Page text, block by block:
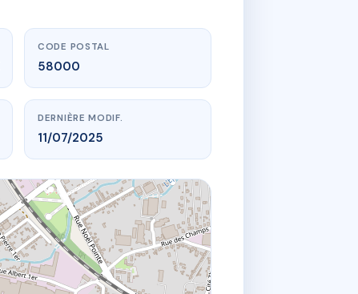
CODE POSTAL
58000
DERNIÈRE MODIF.
11/07/2025